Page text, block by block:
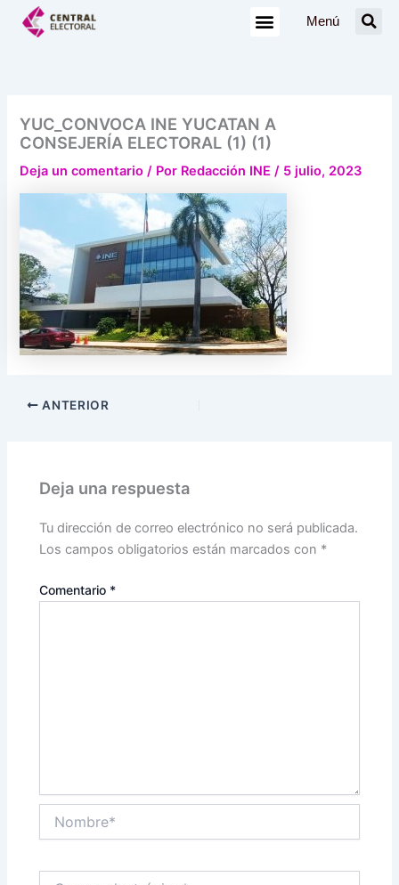
Menú
YUC_CONVOCA INE YUCATAN A
CONSEJERÍA ELECTORAL (1) (1)
Deja un comentario / Por Redacción INE/ 5 julio, 2023
ANTERIOR
Deja una respuesta
Tu dirección de correo electrónico no será publicada.
Los campos obligatorios están marcados con *
Comentario *